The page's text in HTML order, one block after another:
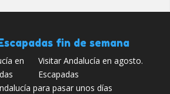
fin de semana
Visitar Andalucía en agosto.
Escapadas
para pasar unos días